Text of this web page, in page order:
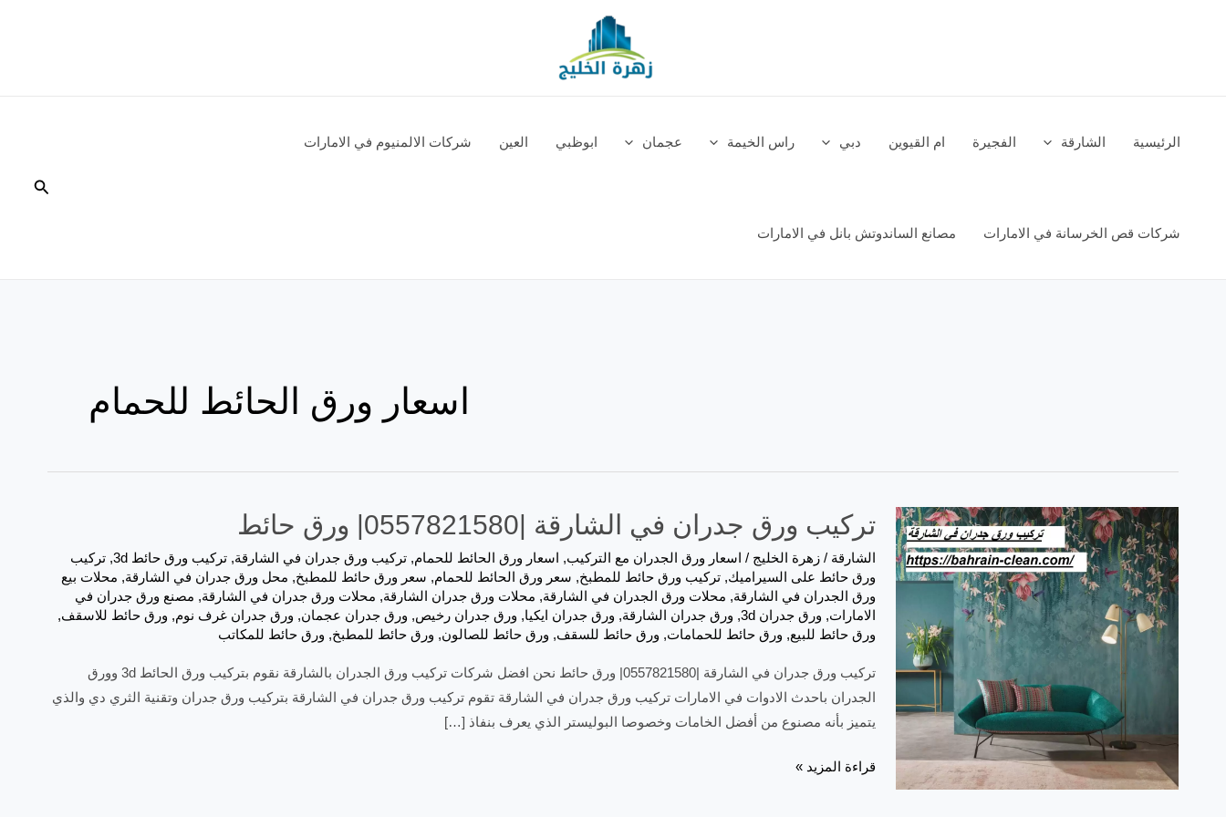
الرئيسية الشارقة الفجيرة ام القيوين دبي راس الخيمة عجمان ابوظبي العين شركات الالمنيوم في الامارات
شركات قص الخرسانة في الامارات مصانع الساندوتش بانل في الامارات
البحث
اسعار ورق الحائط للحمام
تركيب ورق جدران في الشارقة |0557821580| ورق حائط
الشارقة /زهرة الخليج/ اسعار ورق الجدران مع التركيب, اسعار ورق الحائط للحمام,تركيب ورق جدران في الشارقة,تركيب ورق حائط 3d ,تركيب
ورق حائط على السيراميك,تركيب ورق حائط للمطبخ, سعر ورق الحائط للحمام, سعر ورق حائط للمطبخ, محل ورق جدران في الشارقة, محلات بيع
ورق الجدران في الشارقة, محلات ورق الجدران في الشارقة, محلات ورق جدران الشارقة, محلات ورق جدران في الشارقة, مصنع ورق جدران في
الامارات, ورق جدران 3d , ورق جدران الشارقة, ورق جدران ايكيا, ورق جدران رخيص, ورق جدران عجمان, ورق جدران غرف نوم, ورق حائط للاسقف,
ورق حائط للبيع, ورق حائط للحمامات, ورق حائط للسقف, ورق حائط للصالون, ورق حائط للمطبخ, ورق حائط للمكاتب
تركيب ورق جدران في الشارقة |0557821580| ورق حائط نحن افضل شركات تركيب ورق الجدران بالشارقة نقوم بتركيب ورق الحائط 3d وورق
الجدران باحدث الادوات في الامارات تركيب ورق جدران في الشارقة تقوم تركيب ورق جدران في الشارقة بتركيب ورق جدران وتقنية الثري دي والذي
يتميز بأنه مصنوع من أفضل الخامات وخصوصا البوليستر الذي يعرف بنفاذ […]
قراءة المزيد »